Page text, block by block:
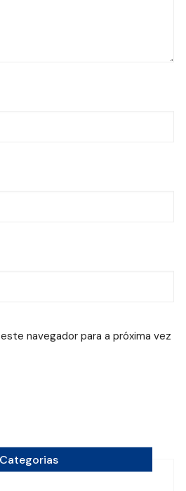
navegador para a próxima vez
Categorias